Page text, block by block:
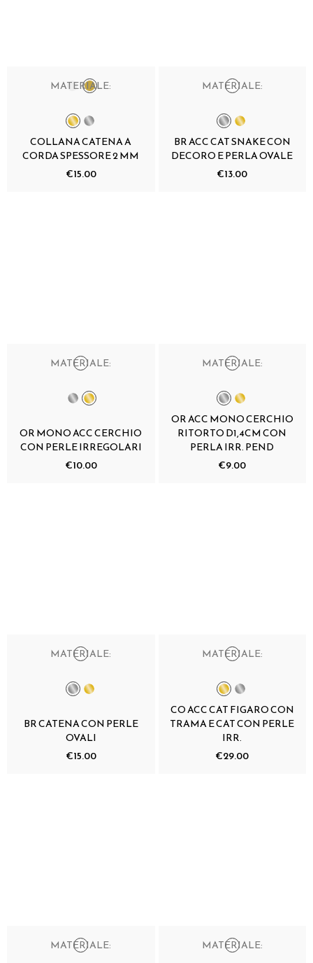
MATERIALE:
COLLANA CATENA A
CORDA SPESSORE 2 MM
€15.00
MATERIALE:
BR ACC CAT SNAKE CON
DECORO E PERLA OVALE
€13.00
MATERIALE:
OR MONO ACC CERCHIO
CON PERLE IRREGOLARI
€10.00
MATERIALE:
OR ACC MONO CERCHIO
RITORTO D1,4CM CON
PERLA IRR. PEND
€9.00
MATERIALE:
BR CATENA CON PERLE
OVALI
€15.00
MATERIALE:
CO ACC CAT FIGARO CON
TRAMA E CAT CON PERLE
IRR.
€29.00
MATERIALE: MATERIALE: